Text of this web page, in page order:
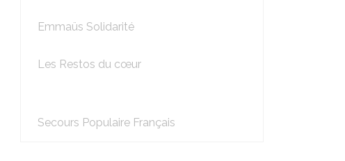
Emmaüs Solidarité
Les Restos du cœur
Secours Populaire Français